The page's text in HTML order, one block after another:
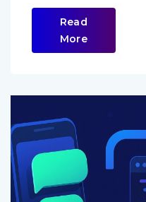
Read
More